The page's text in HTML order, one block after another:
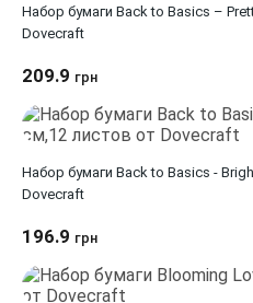
Набор бумаги Back to Basics – Pretty In Pink, 30х30 см,12 листов от
Dovecraft
209.9 грн
Набор бумаги Back to Basics -
Dovecraft
196.9 грн